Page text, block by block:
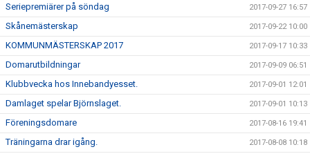
Seriepremiärer på söndag 2017-09-27 16:57
Skånemästerskap 2017-09-22 10:00
KOMMUNMÄSTERSKAP 2017 2017-09-17 10:33
Domarutbildningar 2017-09-09 06:51
Klubbvecka hos Innebandyesset. 2017-09-01 12:01
Damlaget spelar Björnslaget. 2017-09-01 10:13
Föreningsdomare 2017-08-16 19:41
Träningarna drar igång. 2017-08-08 10:18